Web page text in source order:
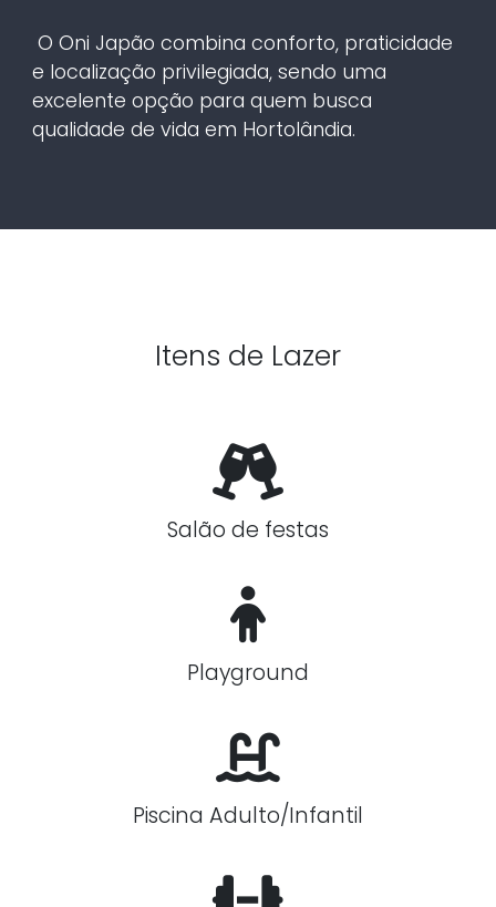
O Oni Japão combina conforto, praticidade
e localização privilegiada, sendo uma
excelente opção para quem busca
qualidade de vida em Hortolândia.
Itens de Lazer
Salão de festas
Playground
Piscina Adulto/Infantil